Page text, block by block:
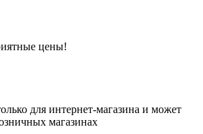
цены!
для интернет-магазина и может
магазинах